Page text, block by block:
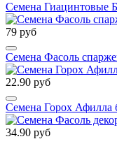
Семена Гиацинтовые
79 руб
Семена Фасоль
22.90 руб
Семена Горох Афилла
34.90 руб